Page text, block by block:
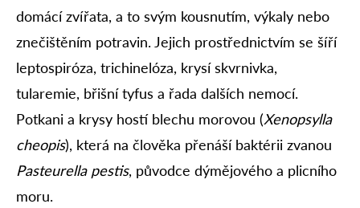
domácí zvířata, a to svým kousnutím, výkaly nebo
znečištěním potravin. Jejich prostřednictvím se šíří
leptospiróza, trichinelóza, krysí skvrnivka,
tularemie, břišní tyfus a řada dalších nemocí.
Potkani a krysy hostí blechu morovou (Xenopsylla
cheopis), která na člověka přenáší baktérii zvanou
Pasteurella pestis, původce dýmějového a plicního
moru.